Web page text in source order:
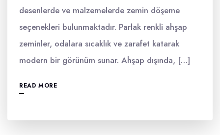
desenlerde ve malzemelerde zemin döşeme
seçenekleri bulunmaktadır. Parlak renkli ahşap
zeminler, odalara sıcaklık ve zarafet katarak
modern bir görünüm sunar. Ahşap dışında, […]
READ MORE